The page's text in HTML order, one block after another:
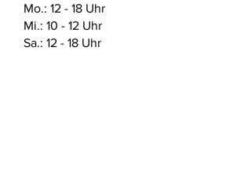
des verwendeten Materials zu finden.
Mo.: 12 - 18 Uhr
Mi.: 10 - 12 Uhr
Sa.: 12 - 18 Uhr